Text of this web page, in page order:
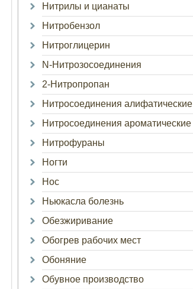
Нитрилы и цианаты
Нитробензол
Нитроглицерин
N-Нитрозосоединения
2-Нитропропан
Нитросоединения алифатические
Нитросоединения ароматические
Нитрофураны
Ногти
Нос
Ньюкасла болезнь
Обезжиривание
Обогрев рабочих мест
Обоняние
Обувное производство